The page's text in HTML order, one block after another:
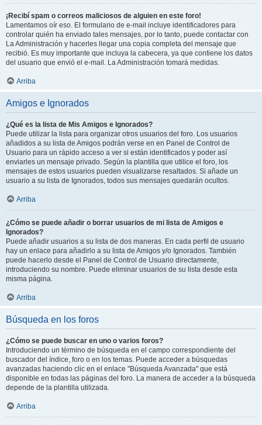
¡Recibí spam o correos maliciosos de alguien en este foro!
Lamentamos oír eso. El formulario de e-mail incluye identificadores para
controlar quién ha enviado tales mensajes, por lo tanto, puede contactar con
La Administración y hacerles llegar una copia completa del mensaje que
recibió. Es muy importante que incluya la cabecera, ya que contiene los datos
del usuario que envió el e-mail. La Administración tomará medidas.
Arriba
Amigos e Ignorados
¿Qué es la lista de Mis Amigos e Ignorados?
Puede utilizar la lista para organizar otros usuarios del foro. Los usuarios
añadidos a su lista de Amigos podrán verse en en Panel de Control de
Usuario para un rápido acceso a ver si están identificados y poder así
enviarles un mensaje privado. Según la plantilla que utilice el foro, los
mensajes de estos usuarios pueden visualizarse resaltados. Si añade un
usuario a su lista de Ignorados, todos sus mensajes quedarán ocultos.
Arriba
¿Cómo se puede añadir o borrar usuarios de mi lista de Amigos e
Ignorados?
Puede añadir usuarios a su lista de dos maneras. En cada perfil de usuario
hay un enlace para añadirlo a su lista de Amigos y/o Ignorados. También
puede hacerlo desde el Panel de Control de Usuario directamente,
introduciendo su nombre. Puede eliminar usuarios de su lista desde esta
misma página.
Arriba
Búsqueda en los foros
¿Cómo se puede buscar en uno o varios foros?
Introduciendo un término de búsqueda en el campo correspondiente del
buscador del índice, foro o en los temas. Puede acceder a búsquedas
avanzadas haciendo clic en el enlace "Búsqueda Avanzada" que está
disponible en todas las páginas del foro. La manera de acceder a la búsqueda
depende de la plantilla utilizada.
Arriba